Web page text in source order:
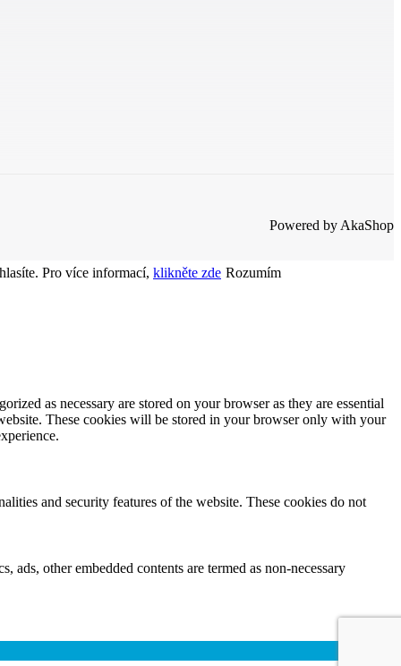
Powered by AkaShop
Pro více informací, klikněte zde Rozumím
as necessary are stored on your browser as they are essential
These cookies will be stored in your browser only with your
and security features of the website. These cookies do not
other embedded contents are termed as non-necessary